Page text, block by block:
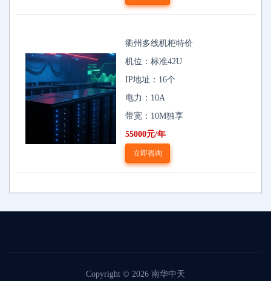
衢州多线机柜特价
机位：标准42U
IP地址：16个
电力：10A
带宽：10M独享
55000元/年
立即咨询
Copyright © 2026 南华中天